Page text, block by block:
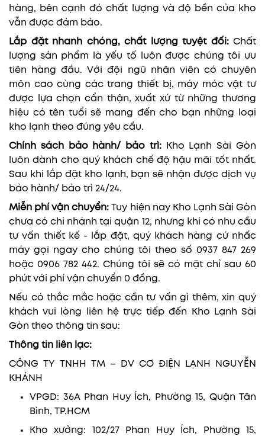
hàng, bên cạnh đó chất lượng và độ bền của kho
vẫn được đảm bảo.
Lắp đặt nhanh chóng, chất lượng tuyệt đối:Chất
lượng sản phẩm là yếu tố luôn được chúng tôi ưu
tiên hàng đầu. Với đội ngũ nhân viên có chuyên
môn cao cùng các trang thiết bị, máy móc vật tư
được lựa chọn cẩn thận, xuất xứ từ những thương
hiệu có tên tuổi sẽ mang đến cho bạn những loại
kho lạnh theo đúng yêu cầu.
Chính sách bảo hành/ bảo trì:
Kho Lạnh Sài Gòn
luôn dành cho quý khách chế độ hậu mãi tốt nhất.
Sau khi lắp đặt kho lạnh, bạn sẽ nhận được dịch vụ
bảo hành/ bảo trì 24/24.
Miễn phí vận chuyển: Tuy hiện nay Kho Lạnh Sài Gòn
chưa có chi nhánh tại quận 12, nhưng khi có nhu cầu
tư vấn thiết kế - lắp đặt, quý khách hàng cứ nhấc
máy gọi ngay cho chúng tôi theo số 0937 847 269
hoặc 0906 782 442. Chúng tôi sẽ có mặt chỉ sau 60
phút với phí vận chuyển 0 đồng.
Nếu có thắc mắc hoặc cần tư vấn gì thêm, xin quý
khách vui lòng liên hệ trực tiếp đến Kho Lạnh Sài
Gòn theo thông tin sau:
Thông tin liên lạc:
CÔNG TY TNHH TM – DV CƠ ĐIỆN LẠNH NGUYỄN
KHÁNH
VPGD: 36A Phan Huy Ích, Phường 15, Quận Tân
Bình, TP.HCM
Kho xưởng: 102/27 Phan Huy Ích, Phường 15,